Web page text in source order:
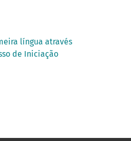
língua através
de Iniciação